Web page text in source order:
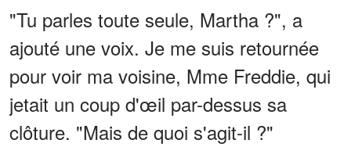
"Tu parles toute seule, Martha ?", a
ajouté une voix. Je me suis retournée
pour voir ma voisine, Mme Freddie, qui
jetait un coup d'œil par-dessus sa
clôture. "Mais de quoi s'agit-il ?"